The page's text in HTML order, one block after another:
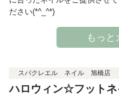
ださい(*^_^*)
もっと
スパクレエル ネイル 旭橋店
ハロウィン☆フットネ